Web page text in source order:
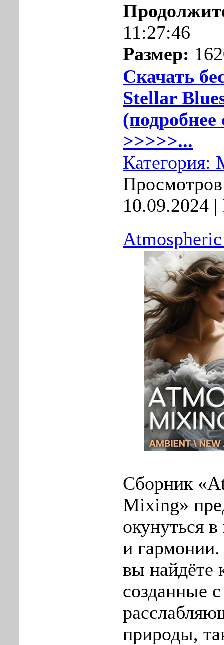
11:27:46
Размер:
Скачать
Stellar
(подробнее
>>>>>...
Категория:
10.09.2024 |
Сборник
Mixing»
окунуться
и
вы найдёте
созданные
природы,